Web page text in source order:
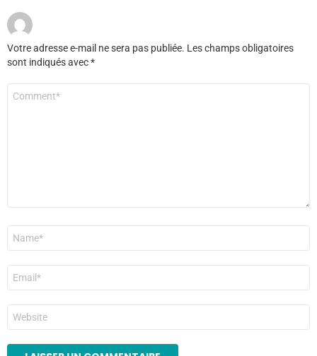
Votre adresse e-mail ne sera pas publiée. Les champs obligatoires
sont indiqués avec*
Commentaire
Nom
E-
mail
*
Site
web